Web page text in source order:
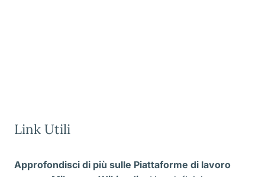
Link Utili
Approfondisci di più sulle Piattaforme di lavoro